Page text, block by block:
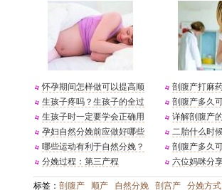
怀孕期间怎样做可以提高顺
生孩子疼吗？生孩子的全过
生孩子时一定要学会正确用
孕妇自然分娩前应做好哪些
哪些运动有利于自然分娩？
分娩过程：第三产程
剖腹产打麻
剖腹产多久
详解剖腹产
二胎什么时
剖腹产多久
六位妈咪分
标签： 剖腹产 顺产 自然分娩 剖宫产 分娩方式